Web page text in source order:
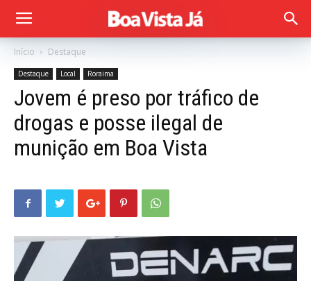
Início Destaque
Destaque Local Roraima
Jovem é preso por tráfico de
drogas e posse ilegal de
munição em Boa Vista